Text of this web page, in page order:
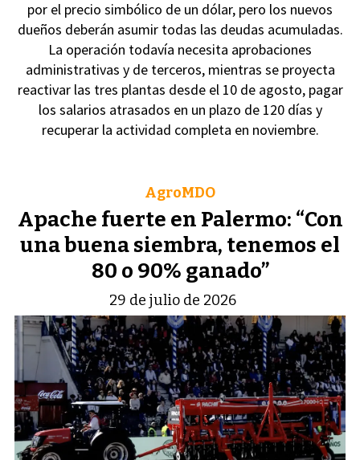
por el precio simbólico de un dólar, pero los nuevos
dueños deberán asumir todas las deudas acumuladas.
La operación todavía necesita aprobaciones
administrativas y de terceros, mientras se proyecta
reactivar las tres plantas desde el 10 de agosto, pagar
los salarios atrasados en un plazo de 120 días y
recuperar la actividad completa en noviembre.
Apache fuerte en Palermo: “Con
una buena siembra, tenemos el
80 o 90% ganado”
AgroMDO
29 de julio de 2026